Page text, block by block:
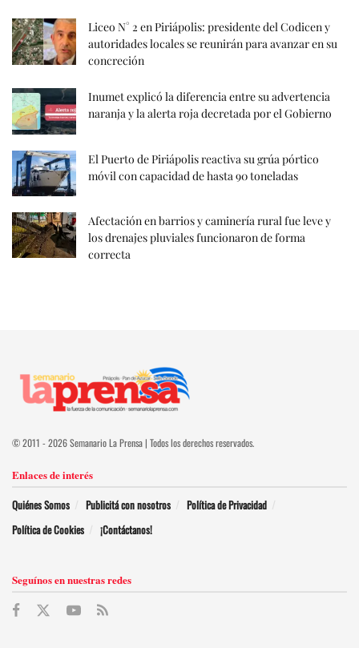
Liceo N° 2 en Piriápolis: presidente del Codicen y
autoridades locales se reunirán para avanzar en su
concreción
Inumet explicó la diferencia entre su advertencia
naranja y la alerta roja decretada por el Gobierno
El Puerto de Piriápolis reactiva su grúa pórtico
móvil con capacidad de hasta 90 toneladas
Afectación en barrios y caminería rural fue leve y
los drenajes pluviales funcionaron de forma
correcta
© 2011 - 2026 Semanario La Prensa | Todos los derechos reservados.
Enlaces de interés
Quiénes Somos Publicitá con nosotros
Política de Privacidad
Política de Cookies
¡Contáctanos!
Seguínos en nuestras redes